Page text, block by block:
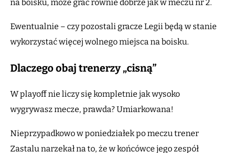
na boisku, może grać równie dobrze jak w meczu nr 2.
Ewentualnie – czy pozostali gracze Legii będą w stanie
wykorzystać więcej wolnego miejsca na boisku.
Dlaczego obaj trenerzy „cisną”
W playoff nie liczy się kompletnie jak wysoko
wygrywasz mecze, prawda? Umiarkowana!
Nieprzypadkowo w poniedziałek po meczu trener
Zastalu narzekał na to, że w końcówce jego zespół